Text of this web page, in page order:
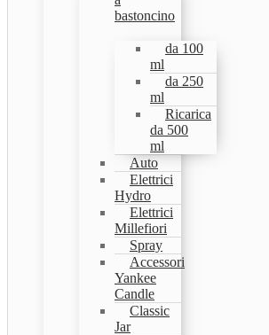
bastoncino
da 100
ml
da 250
ml
Ricarica
da 500
ml
Auto
Elettrici
Hydro
Elettrici
Millefiori
Spray
Accessori
Yankee
Candle
Classic
Jar